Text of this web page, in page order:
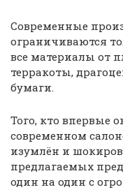
Современные
ограничиваются
все материалы от
терракоты,
бумаги.
Того, кто впервые
современном
изумлён и
предлагаемых
один на один с